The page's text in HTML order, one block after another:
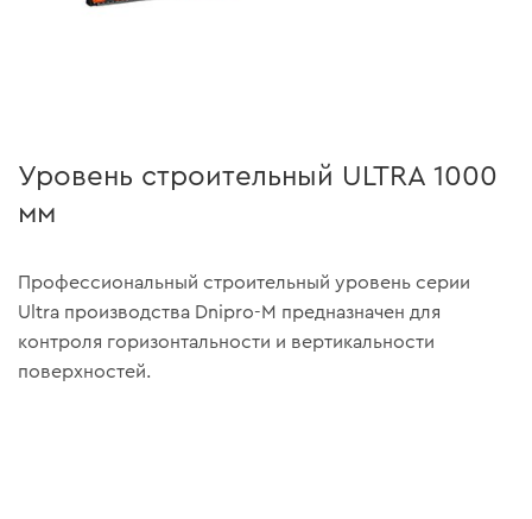
Уровень строительный ULTRA 1000
мм
Профессиональный строительный уровень серии
Ultra производства Dnipro-M предназначен для
контроля горизонтальности и вертикальности
поверхностей.